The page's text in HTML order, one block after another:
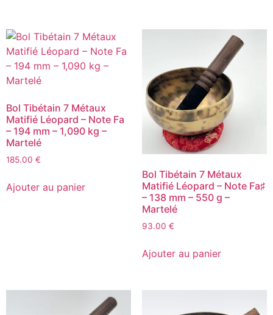
Bol Tibétain 7 Métaux
Matifié Léopard – Note Fa
– 194 mm – 1,090 kg –
Martelé
185.00 €
Ajouter au panier
Bol Tibétain 7 Métaux
Matifié Léopard – Note Fa♯
– 138 mm – 550 g –
Martelé
93.00 €
Ajouter au panier